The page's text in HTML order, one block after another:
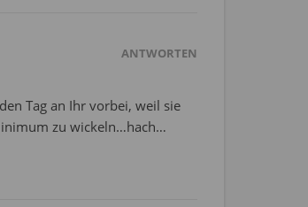
ANTWORTEN
Tag an Ihr vorbei, weil sie
zu wickeln…hach…